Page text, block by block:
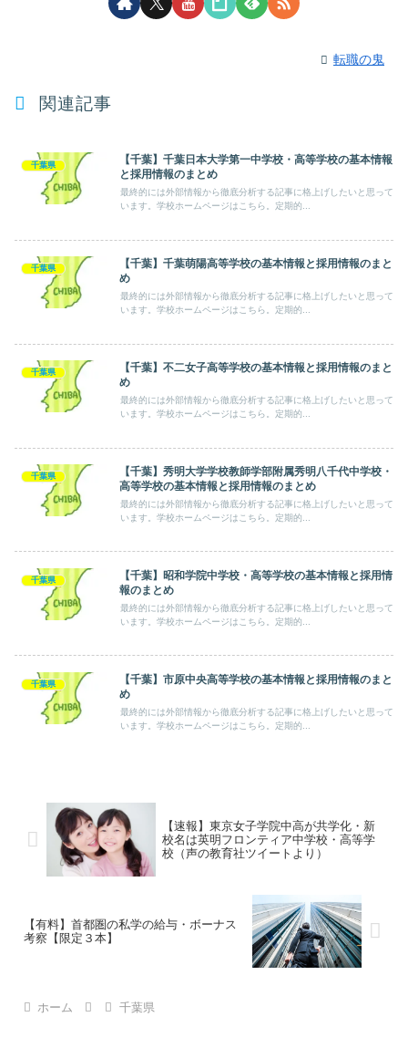
転職の鬼
関連記事
千葉県
【千葉】千葉日本大学第一中学校・高等学校の基本情報
と採用情報のまとめ
最終的には外部情報から徹底分析する記事に格上げしたいと思って
います。学校ホームページはこちら。定期的...
千葉県
【千葉】千葉萌陽高等学校の基本情報と採用情報のまと
め
最終的には外部情報から徹底分析する記事に格上げしたいと思って
います。学校ホームページはこちら。定期的...
千葉県
【千葉】不二女子高等学校の基本情報と採用情報のまと
め
最終的には外部情報から徹底分析する記事に格上げしたいと思って
います。学校ホームページはこちら。定期的...
千葉県
【千葉】秀明大学学校教師学部附属秀明八千代中学校・
高等学校の基本情報と採用情報のまとめ
最終的には外部情報から徹底分析する記事に格上げしたいと思って
います。学校ホームページはこちら。定期的...
千葉県
【千葉】昭和学院中学校・高等学校の基本情報と採用情
報のまとめ
最終的には外部情報から徹底分析する記事に格上げしたいと思って
います。学校ホームページはこちら。定期的...
千葉県
【千葉】市原中央高等学校の基本情報と採用情報のまと
め
最終的には外部情報から徹底分析する記事に格上げしたいと思って
います。学校ホームページはこちら。定期的...
【速報】東京女子学院中高が共学化・新
校名は英明フロンティア中学校・高等学
校（声の教育社ツイートより）
【有料】首都圏の私学の給与・ボーナス
考察【限定３本】
ホーム 千葉県